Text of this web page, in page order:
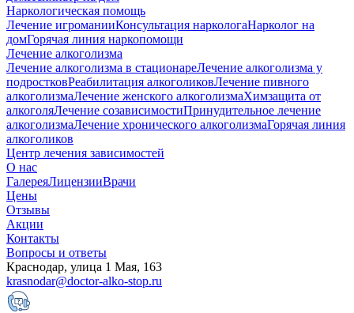
Наркологическая помощь
Лечение игроманииКонсультация наркологаНарколог на
домГорячая линия наркопомощи
Лечение алкоголизма
Лечение алкоголизма в стационареЛечение алкоголизма у
подростковРеабилитация алкоголиковЛечение пивного
алкоголизмаЛечение женского алкоголизмаХимзащита от
алкоголяЛечение созависимостиПринудительное лечение
алкоголизмаЛечение хронического алкоголизмаГорячая линия
алкоголиков
Центр лечения зависимостей
О нас
ГалереяЛицензииВрачи
Цены
Отзывы
Акции
Контакты
Вопросы и ответы
Краснодар, улица 1 Мая, 163
krasnodar@doctor-alko-stop.ru